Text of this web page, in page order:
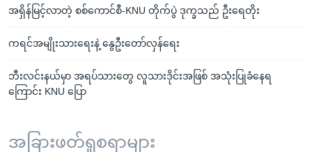
အရှိန်မြင့်လာတဲ့ စစ်ကောင်စီ-KNU တိုက်ပွဲ ဒုက္ခသည် ဦးရေတိုး
ကရင်အမျိုးသားရေးနဲ့ နွေဦးတော်လှန်ရေး
ဘီးလင်းနယ်မှာ အရပ်သားတွေ လူသားဒိုင်းအဖြစ် အသုံးပြုခံနေရ
ကြောင်း KNU ပြော
အခြားဖတ်ရှုစရာများ